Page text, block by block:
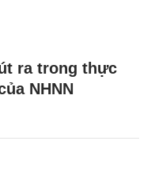
ra trong thực
NHNN